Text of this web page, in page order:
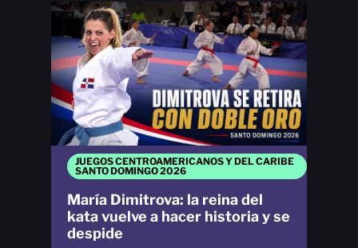
JUEGOS CENTROAMERICANOS Y DEL CARIBE
SANTO DOMINGO 2026
María Dimitrova: la reina del
kata vuelve a hacer historia y se
despide